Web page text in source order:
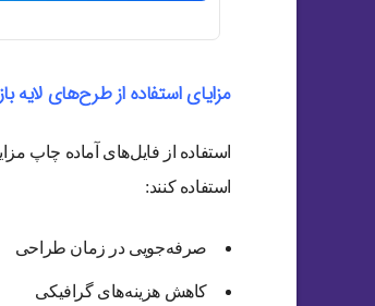
مزایای استفاده از طرح‌های لایه
استفاده از فایل‌های آماده چاپ
استفاده کنند:
صرفه‌جویی در زمان طراحی
کاهش هزینه‌های گرافیکی